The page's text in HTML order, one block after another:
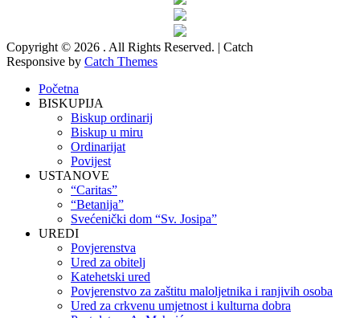
Copyright © 2026 . All Rights Reserved. | Catch
Responsive by Catch Themes
Početna
BISKUPIJA
Biskup ordinarij
Biskup u miru
Ordinarijat
Povijest
USTANOVE
“Caritas”
“Betanija”
Svećenički dom “Sv. Josipa”
UREDI
Povjerenstva
Ured za obitelj
Katehetski ured
Povjerenstvo za zaštitu maloljetnika i ranjivih osoba
Ured za crkvenu umjetnost i kulturna dobra